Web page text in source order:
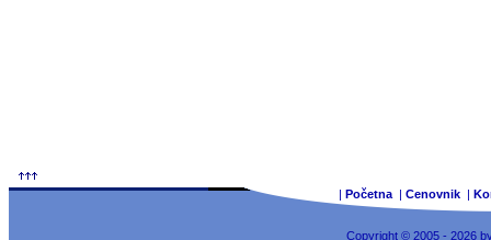
| Početna | Cenovnik |
Copyright © 2005 - 2026